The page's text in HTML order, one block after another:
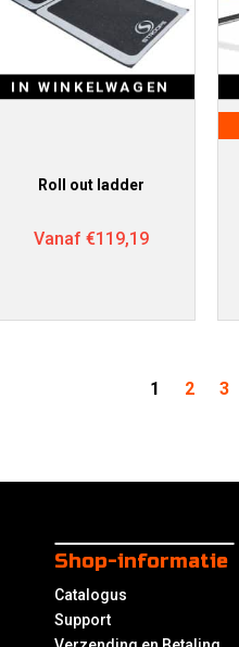
IN WINKELWAGEN
Roll out ladder
Vanaf €119,19
1 2 3
Shop-informatie
Catalogus
Support